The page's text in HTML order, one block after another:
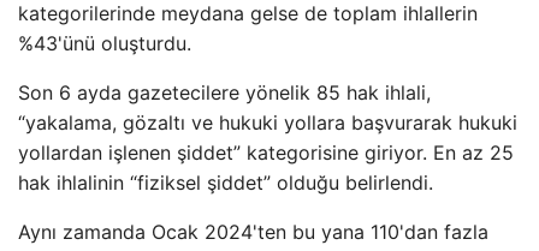
kategorilerinde meydana gelse de toplam ihlallerin
%43'ünü oluşturdu.
Son 6 ayda gazetecilere yönelik 85 hak ihlali,
“yakalama, gözaltı ve hukuki yollara başvurarak hukuki
yollardan işlenen şiddet” kategorisine giriyor. En az 25
hak ihlalinin “fiziksel şiddet” olduğu belirlendi.
Aynı zamanda Ocak 2024'ten bu yana 110'dan fazla